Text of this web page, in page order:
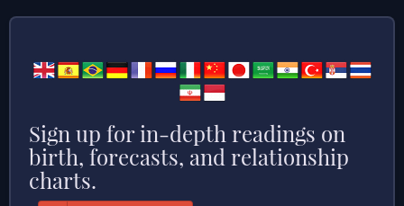
Sign up for in-depth readings on
birth, forecasts, and relationship
charts.